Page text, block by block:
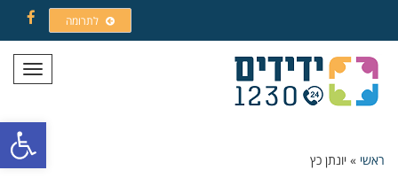
פתח
לתרומה
תפריט
ראשי » יונתן כץ